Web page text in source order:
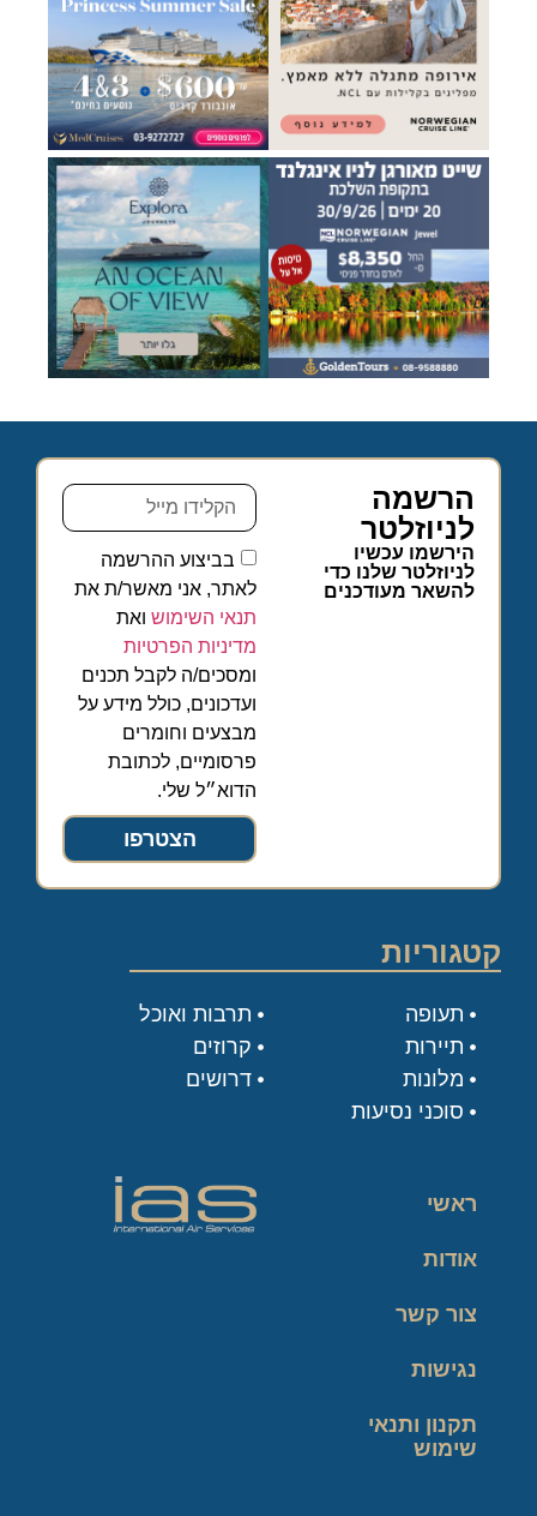
הרשמה
לניוזלטר
הירשמו עכשיו
לניוזלטר שלנו כדי
להשאר מעודכנים
בביצוע ההרשמה
לאתר, אני מאשר/ת את
תנאי השימוש ואת
מדיניות הפרטיות
ומסכים/ה לקבל תכנים
ועדכונים, כולל מידע על
מבצעים וחומרים
פרסומיים, לכתובת
הדוא״ל שלי.
הצטרפו
קטגוריות
תעופה
תיירות
מלונות
סוכני נסיעות
תרבות ואוכל
קרוזים
דרושים
ראשי
אודות
צור קשר
נגישות
תקנון ותנאי
שימוש